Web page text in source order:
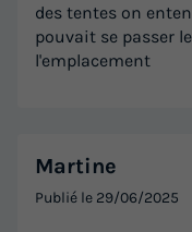
des tentes on
pouvait se passer
l'emplacement
Martine
Publié le 29/06/2025